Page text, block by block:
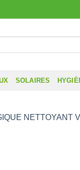
SOLAIRES